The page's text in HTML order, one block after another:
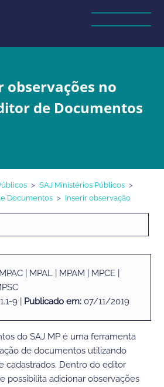
observações no
de Documentos
SAJ Ministérios Públicos
Documentos
Inserir observação
MPAC | MPAL | MPAM | MPCE |
9 | Publicado em: 07/11/2019
do SAJ MP é uma ferramenta
de documentos utilizando
cadastrados. Dentro do editor
possibilita adicionar observações